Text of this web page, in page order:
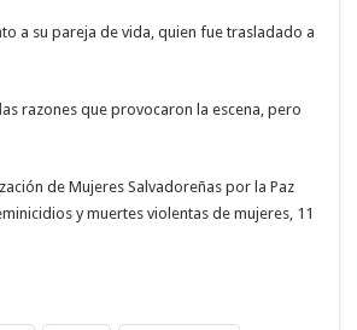
a su pareja de vida, quien fue trasladado a
razones que provocaron la escena, pero
de Mujeres Salvadoreñas por la Paz
y muertes violentas de mujeres, 11